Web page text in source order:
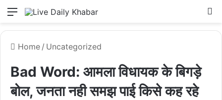
Menu
Home / Uncategorized
Bad Word: आमला विधायक के बिगड़े
बोल, जनता नही समझ पाई किसे कह रहे